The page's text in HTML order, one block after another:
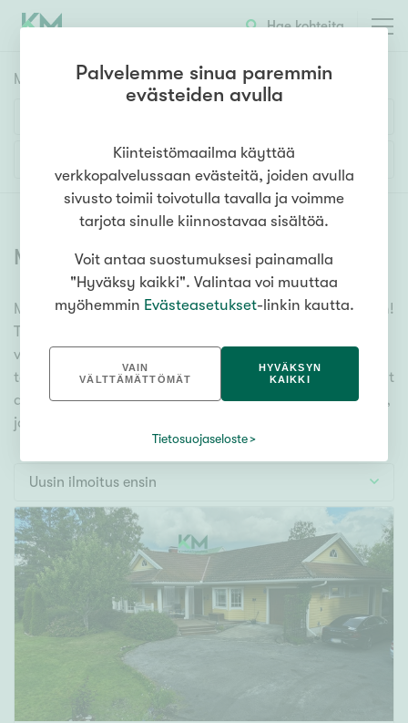
Hae kohteita
Myyntikohteet
1h 2h 3h 4h 5h+
Asuntotyyppi
Kerros-/luhtitalo
Rivitalo/paritalo
Omakoti-/erillistalo
Maa- tai metsätila
Vapaa-ajan asunto
Muut
000 000 €
Pinta-ala
Lisää hakuehtoja
Myytävät asunnot (6357)
Meiltä löydät myytävät asunnot, oli tarpeesi mikä vain!
Tuhansien kohteiden ja satojen kiinteistönvälittäjien
verkostomme auttaa sinua kenties elämäsi
tärkeimmässä päätöksessä. Katso alta kaikki myytävät
asunnot. Hyödynnä myös kätevää hakutyökaluamme,
jonka avulla löydät omien toiveidesi mukaisen kodin.
Uusin ilmoitus ensin
Palvelemme sinua paremmin
evästeiden avulla
Kiinteistömaailma käyttää
verkkopalvelussaan evästeitä, joiden avulla
sivusto toimii toivotulla tavalla ja voimme
tarjota sinulle kiinnostavaa sisältöä.
Voit antaa suostumuksesi painamalla
"Hyväksy kaikki". Valintaa voi muuttaa
myöhemmin Evästeasetukset-linkin kautta.
VAIN
VÄLTTÄMÄTTÖMÄT
HYVÄKSYN
KAIKKI
Tietosuojaseloste